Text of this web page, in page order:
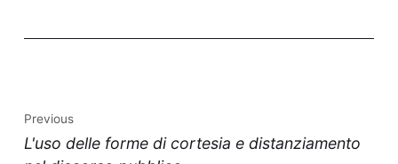
Previous
L'uso delle forme di cortesia e distanziamento